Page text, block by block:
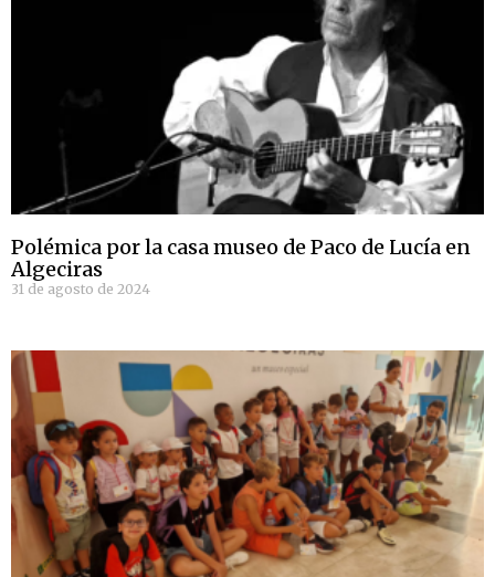
Polémica por la casa museo de Paco de Lucía en
Algeciras
31 de agosto de 2024